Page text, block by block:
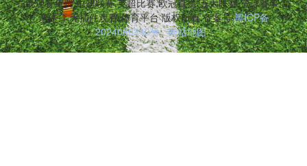
在线观看免费,中超联赛,英超比赛,欧冠直播,五大联赛,篮球赛事,高
清体育,无插件观看,体育平台 版权所有 备案号:黑ICP备
2024060340号 网站地图